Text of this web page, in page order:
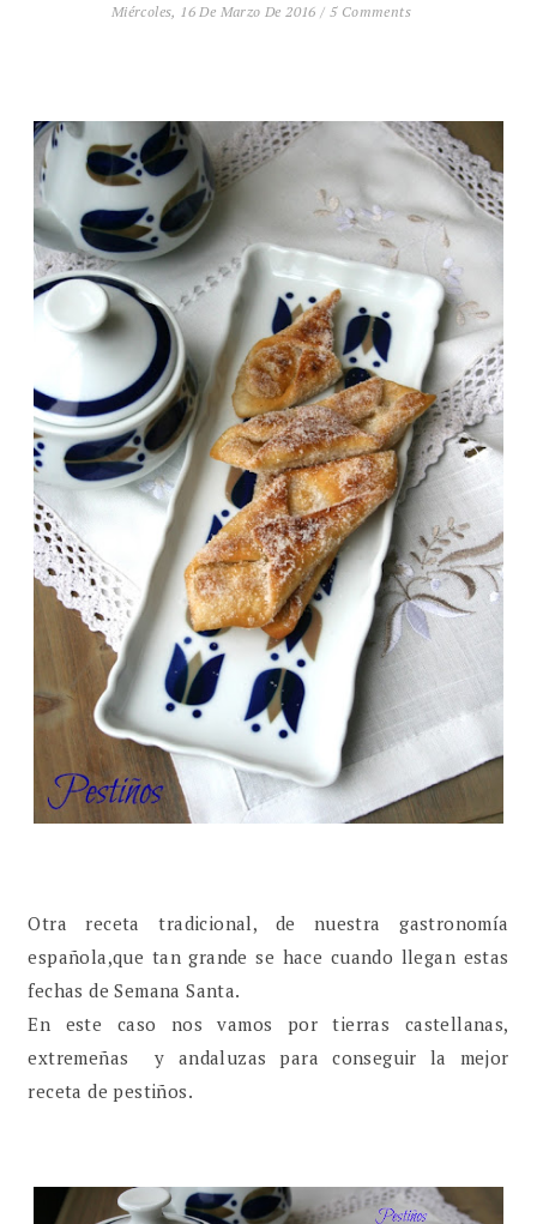
Miércoles, 16 De Marzo De 2016 / 5 Comments
Otra receta tradicional, de nuestra gastronomía
española,que tan grande se hace cuando llegan estas
fechas de Semana Santa.
En este caso nos vamos por tierras castellanas,
extremeñas y andaluzas para conseguir la mejor
receta de pestiños.